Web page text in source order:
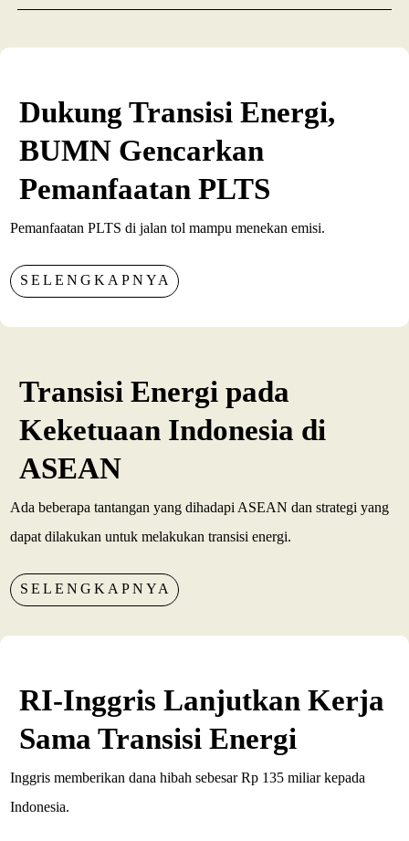
Dukung Transisi Energi,
BUMN Gencarkan
Pemanfaatan PLTS
Pemanfaatan PLTS di jalan tol mampu menekan emisi.
SELENGKAPNYA
Transisi Energi pada
Keketuaan Indonesia di
ASEAN
Ada beberapa tantangan yang dihadapi ASEAN dan strategi yang
dapat dilakukan untuk melakukan transisi energi.
SELENGKAPNYA
RI-Inggris Lanjutkan Kerja
Sama Transisi Energi
Inggris memberikan dana hibah sebesar Rp 135 miliar kepada
Indonesia.